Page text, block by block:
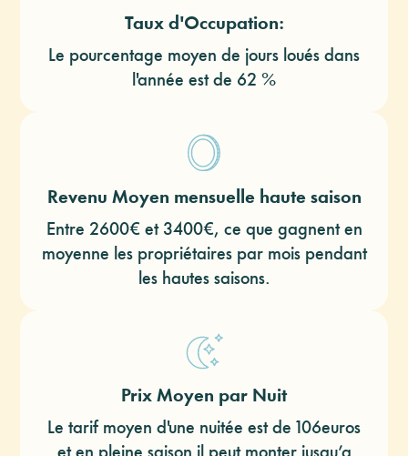
Taux d'Occupation:
Le pourcentage moyen de jours loués dans
l'année est de 62 %
Revenu Moyen mensuelle haute saison
Entre 2600€ et 3400€, ce que gagnent en
moyenne les propriétaires par mois pendant
les hautes saisons.
Prix Moyen par Nuit
Le tarif moyen d'une nuitée est de 106euros